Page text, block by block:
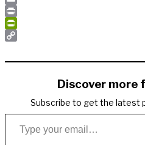
Email
Print
PrintFriendly
Link
Discover more
Subscribe to get the latest
Type your email…